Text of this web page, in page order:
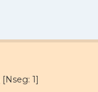
[Nseg: 1]